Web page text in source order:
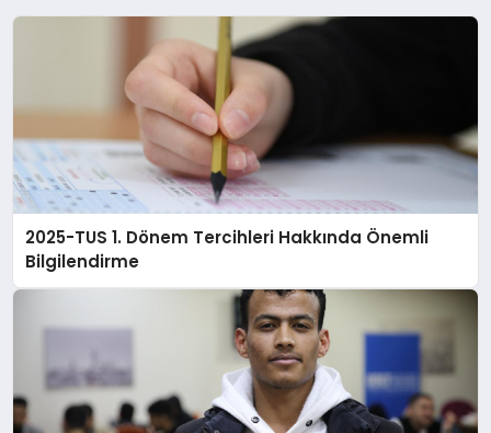
2025-TUS 1. Dönem Tercihleri Hakkında Önemli
Bilgilendirme